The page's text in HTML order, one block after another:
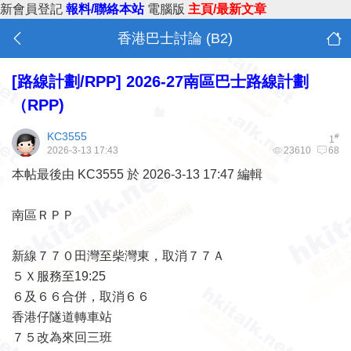
新會員登記 報料/聯絡本站 電腦版 主頁/最新文章
香港巴士討論 (B2)
[路線計劃/RPP] 2026-27南區巴士路線計劃
（RPP)
1#
KC3555
23610 68
2026-3-13 17:43
本帖最後由 KC3555 於 2026-3-13 17:47 編輯
南區ＲＰＰ
新線７７０田灣至柴灣東，取消７７Ａ
５Ｘ服務至19:25
６及６６合併，取消６６
香港仔隧道轉車站
７５改為來回三班